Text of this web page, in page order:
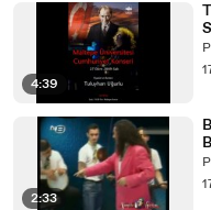
4:39
2:33